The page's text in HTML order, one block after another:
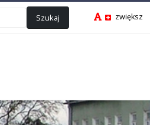
Szukaj zwiększ